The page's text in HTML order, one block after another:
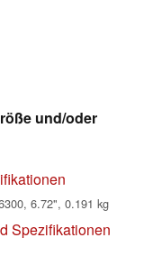
und/oder
6.72", 0.191 kg
Spezifikationen